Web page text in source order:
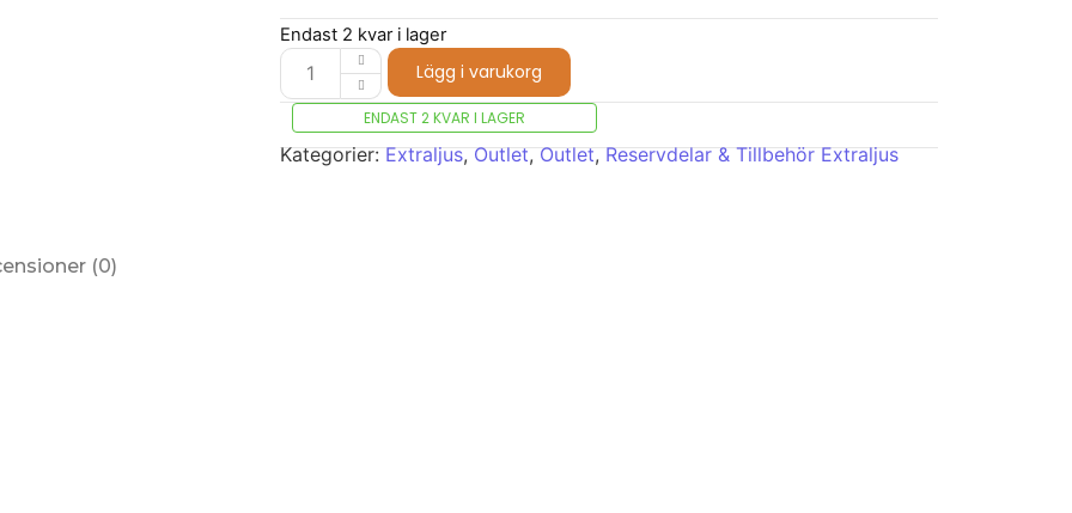
Endast 2 kvar i lager
Lägg i varukorg
ENDAST 2 KVAR I LAGER
Kategorier:Extraljus,Outlet,Outlet,Reservdelar & Tillbehör Extraljus
(0)